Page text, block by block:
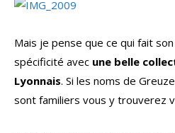
Mais je pense que ce qui fait
spécificité avec une belle
Lyonnais. Si les noms de
sont familiers vous y trouverez